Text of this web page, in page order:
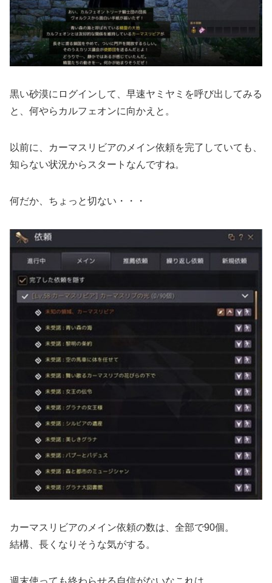
黒い砂漠にログインして、早速ヤミヤミを呼び出してみる
と、何やらカルフェオンに向かえと。
以前に、カーマスリビアのメイン依頼を完了していても、
知らない状況からスタートなんですね。
何だか、ちょっと切ない・・・
カーマスリビアのメイン依頼の数は、全部で90個。
結構、長くなりそうな気がする。
週末使っても終わらせる自信がないなこれは。